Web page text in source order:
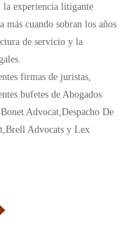
la experiencia litigante
más cuando sobran los años
de servicio y la
firmas de juristas,
bufetes de Abogados
Advocat,Despacho De
Advocats y Lex